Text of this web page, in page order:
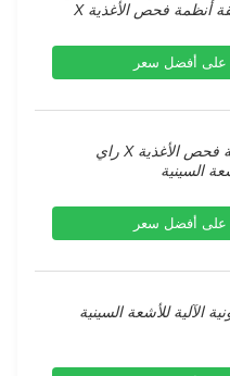
المفتش 70m / دقيقة أنظمة فحص الأغذية X
سعر
IP66 100KV أنظمة فحص الأغذية X راي
سعر
للأشعة السينية